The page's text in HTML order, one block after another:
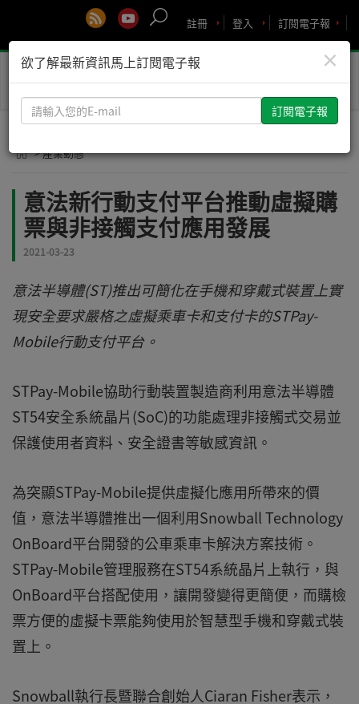
訂閱電子報
登入
註冊
Toggle
> 產業動態
意法新行動支付平台推動虛擬購
票與非接觸支付應用發展
2021-03-23
意法半導體(ST)推出可簡化在手機和穿戴式裝置上實
現安全要求嚴格之虛擬乘車卡和支付卡的STPay-
Mobile行動支付平台。
STPay-Mobile協助行動裝置製造商利用意法半導體
ST54安全系統晶片(SoC)的功能處理非接觸式交易並
保護使用者資料、安全證書等敏感資訊。
為突顯STPay-Mobile提供虛擬化應用所帶來的價
值，意法半導體推出一個利用Snowball Technology
OnBoard平台開發的公車乘車卡解決方案技術。
STPay-Mobile管理服務在ST54系統晶片上執行，與
OnBoard平台搭配使用，讓開發變得更簡便，而購檢
票方便的虛擬卡票能夠使用於智慧型手機和穿戴式裝
置上。
Snowball執行長暨聯合創始人Ciaran Fisher表示，
×
欲了解最新資訊馬上訂閱電子報
請
輸
您
E-
mail